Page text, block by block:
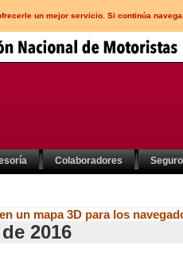
un mejor servicio. Si continúa
Colaboradores
un mapa 3D para los
2016